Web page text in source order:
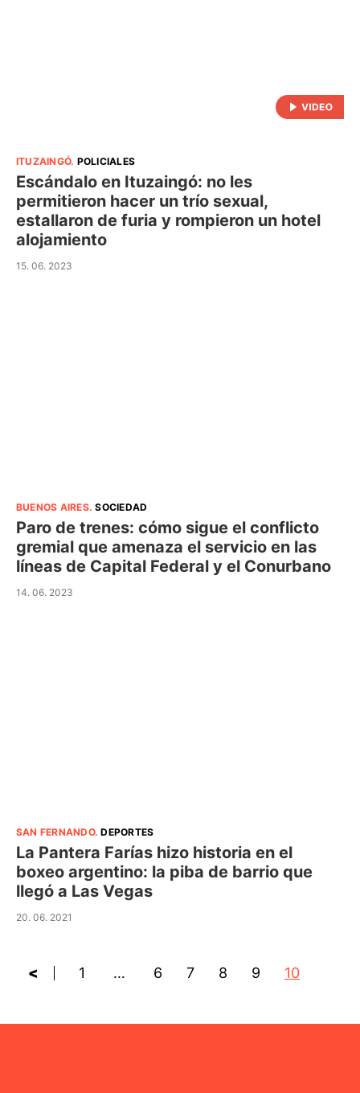
ITUZAINGÓ. POLICIALES
Escándalo en Ituzaingó: no les
permitieron hacer un trío sexual,
estallaron de furia y rompieron un hotel
alojamiento
15. 06. 2023
BUENOS AIRES.SOCIEDAD
Paro de trenes: cómo sigue el conflicto
gremial que amenaza el servicio en las
líneas de Capital Federal y el Conurbano
14. 06. 2023
SAN FERNANDO.DEPORTES
La Pantera Farías hizo historia en el
boxeo argentino: la piba de barrio que
llegó a Las Vegas
20. 06. 2021
< 1 … 6 7 8 9 10